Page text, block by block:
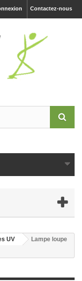
Contactez-nous
UV
Lampe loupe